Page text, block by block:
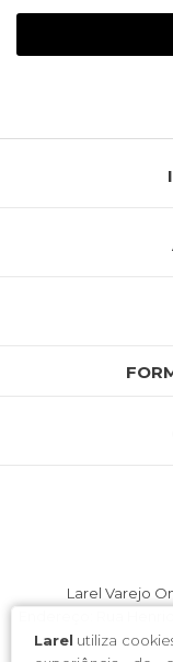
Larel utiliza
Larel Varejo